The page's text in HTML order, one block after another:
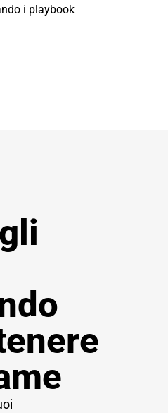
i playbook